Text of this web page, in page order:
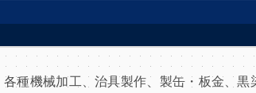
種機械加工、治具製作、製缶・板金、黒